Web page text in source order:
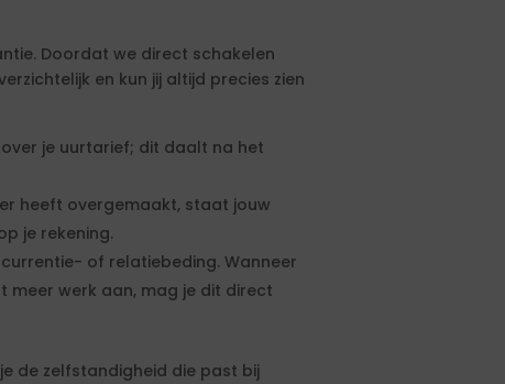
Doordat we direct schakelen
en kun jij altijd precies zien
over je uurtarief; dit daalt na het
heeft overgemaakt, staat jouw
je rekening.
of relatiebeding. Wanneer
meer werk aan, mag je dit direct
de zelfstandigheid die past bij